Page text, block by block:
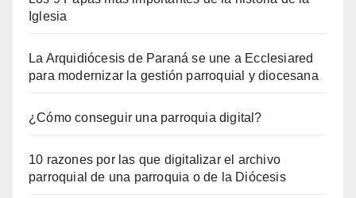
Iglesia
La Arquidiócesis de Paraná se une a Ecclesiared
para modernizar la gestión parroquial y diocesana
¿Cómo conseguir una parroquia digital?
10 razones por las que digitalizar el archivo
parroquial de una parroquia o de la Diócesis